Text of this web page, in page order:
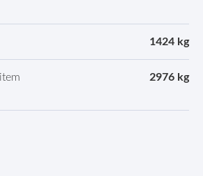
1424 kg
2976 kg